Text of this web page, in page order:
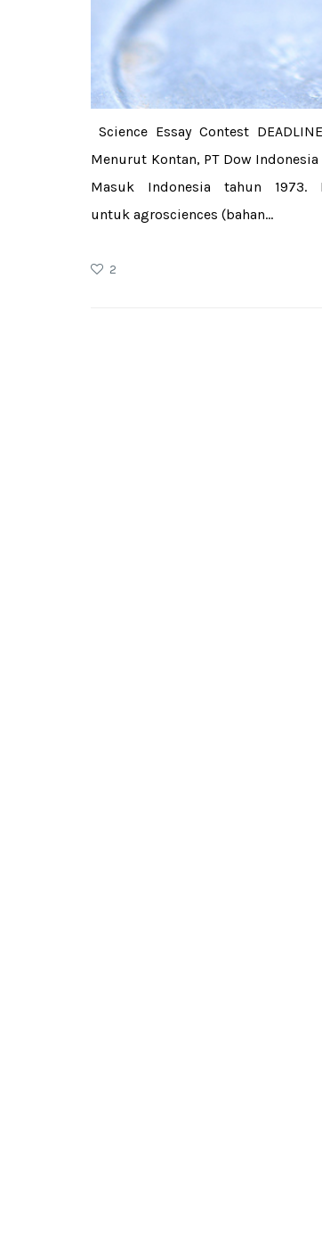
Science Essay Contest
Menurut Kontan, PT Dow
Masuk Indonesia tahun
untuk agrosciences (bahan...
2